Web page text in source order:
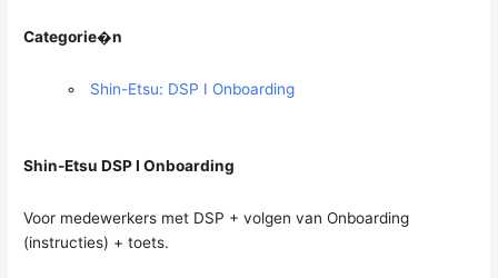
Categorie�n
Shin-Etsu: DSP I Onboarding
Shin-Etsu DSP I Onboarding
Voor medewerkers met DSP + volgen van Onboarding
(instructies) + toets.